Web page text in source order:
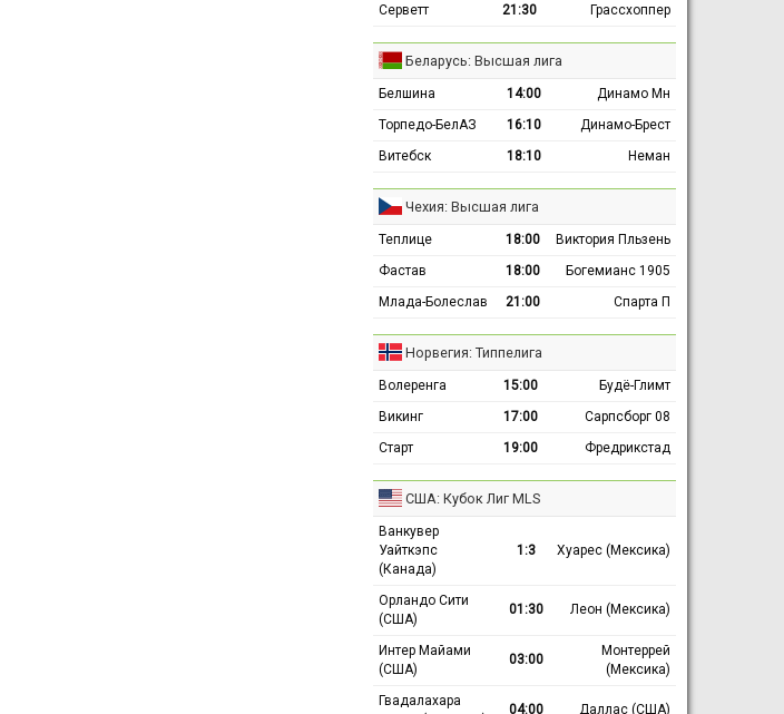
Серветт
21:30 Грассхоппер
Беларусь: Высшая лига
Белшина 14:00
Динамо Мн
Торпедо-БелАЗ
16:10
Динамо-Брест
Витебск
18:10 Неман
Чехия: Высшая лига
Теплице 18:00
Виктория Пльзень
Фастав
18:00
Богемианс 1905
Млада-Болеслав
21:00 Спарта П
Норвегия: Типпелига
Волеренга 15:00
Будё-Глимт
Викинг
17:00
Сарпсборг 08
Старт
19:00 Фредрикстад
США: Кубок Лиг MLS
Ванкувер
Уайткэпс
(Канада)
1:3 Хуарес (Мексика)
Орландо Сити
(США)
01:30 Леон (Мексика)
Интер Майами
(США)
03:00
Монтеррей
(Мексика)
Гвадалахара
04:00 Даллас (США)